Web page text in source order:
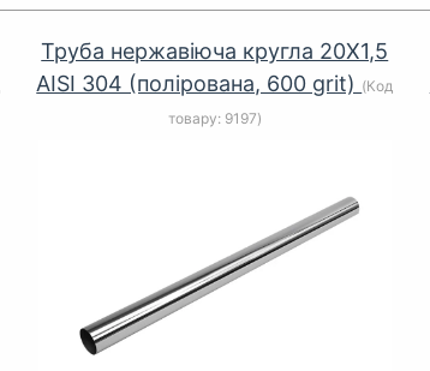
Труба нержавіюча кругла 20Х1,5
AISI 304 (полірована, 600 grit) (Код
товару: 9197)